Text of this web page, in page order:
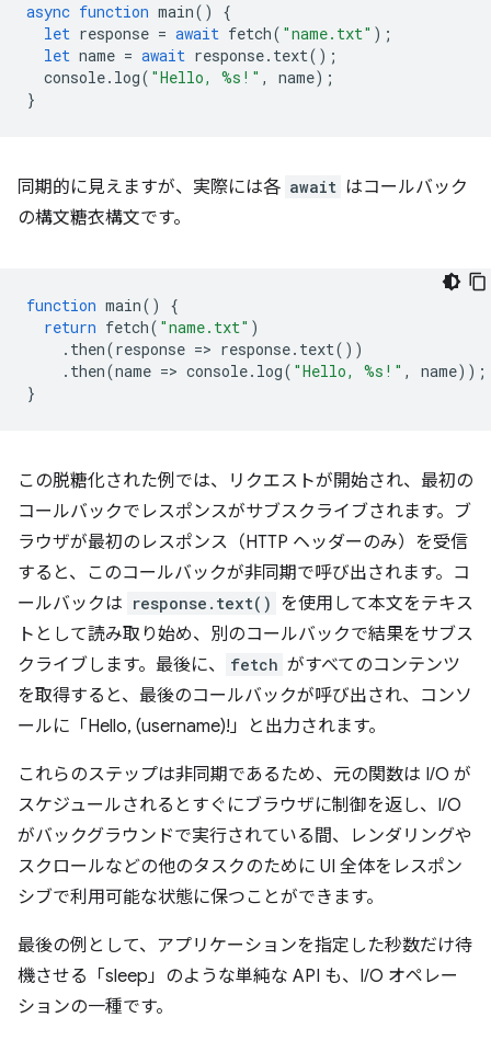
async function main()
{
let response = await fetch( "name.txt" );
let name = await response. text();
console. log( "Hello, %s!" , name);
}
同期的に見えますが、実際には各 await はコールバック
の構文糖衣構文です。
function main()
{
return fetch( "name.txt" )
. then(response => response. text())
. then(name => console. log( "Hello, %s!" , name));
}
この脱糖化された例では、リクエストが開始され、最初の
コールバックでレスポンスがサブスクライブされます。ブ
ラウザが最初のレスポンス（HTTP ヘッダーのみ）を受信
すると、このコールバックが非同期で呼び出されます。コ
ールバックは response.text() を使用して本文をテキス
トとして読み取り始め、別のコールバックで結果をサブス
クライブします。最後に、
fetch がすべてのコンテンツ
を取得すると、最後のコールバックが呼び出され、コンソ
ールに「Hello, (username)!」と出力されます。
これらのステップは非同期であるため、元の関数は I/O が
スケジュールされるとすぐにブラウザに制御を返し、I/O
がバックグラウンドで実行されている間、レンダリングや
スクロールなどの他のタスクのために UI 全体をレスポン
シブで利用可能な状態に保つことができます。
最後の例として、アプリケーションを指定した秒数だけ待
機させる「sleep」のような単純な API も、I/O オペレー
ションの一種です。